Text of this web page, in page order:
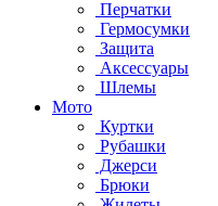
Перчатки
Гермосумки
Защита
Аксессуары
Шлемы
Мото
Куртки
Рубашки
Джерси
Брюки